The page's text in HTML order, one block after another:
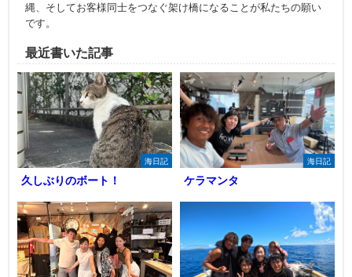
縄、そしてお客様同士をつなぐ架け橋になることが私たちの願い
です。
最近書いた記事
海日記
久しぶりのボート！
海日記
ケラマンタ